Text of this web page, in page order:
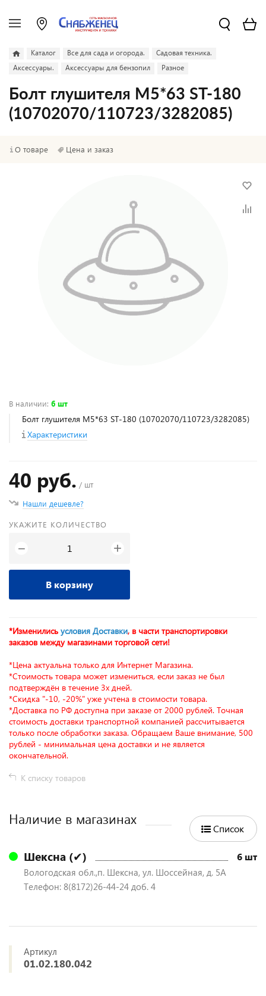
Каталог Все для сада и огорода.
Садовая техника.
Аксессуары.
Аксессуары для бензопил Разное
Болт глушителя М5*63 ST-180
(10702070/110723/3282085)
О товаре Цена и заказ
В наличии: 6 шт
Болт глушителя М5*63 ST-180 (10702070/110723/3282085)
Характеристики
40 руб. / шт
Нашли дешевле?
УКАЖИТЕ КОЛИЧЕСТВО
− +
В корзину
*Изменились условия Доставки, в части транспортировки
заказов между магазинами торговой сети!
*Цена актуальна только для Интернет Магазина.
*Стоимость товара может измениться, если заказ не был
подтверждён в течение 3х дней.
*Скидка "-10, -20%" уже учтена в стоимости товара.
*Доставка по РФ доступна при заказе от 2000 рублей. Точная
стоимость доставки транспортной компанией рассчитывается
только после обработки заказа. Обращаем Ваше внимание, 500
рублей - минимальная цена доставки и не является
окончательной.
К списку товаров
Наличие в магазинах
Список
Шексна (✔) 6 шт
Вологодская обл.,п. Шексна, ул. Шоссейная, д. 5А
Телефон: 8(8172)26-44-24 доб. 4
Артикул
01.02.180.042